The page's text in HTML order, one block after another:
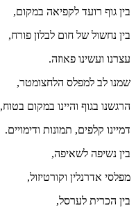
בין גוף רועד לקפיאה במקום,
בין נחשול של חום לבלון פורח,
עצרנו ועשינו פאוזה.
שמנו לב למפלס הלחצומטר,
הרגשנו בגוף והיינו במקום בטוח,
דמיינו קלפים, תמונות ודימויים.
בין נשיפה לשאיפה,
מפלסי אדרנלין וקורטיזול,
בין הכרית לערסל,